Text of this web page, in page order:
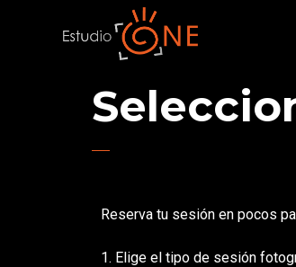
Reserva tu sesión en pocos
1. Elige el tipo de sesión